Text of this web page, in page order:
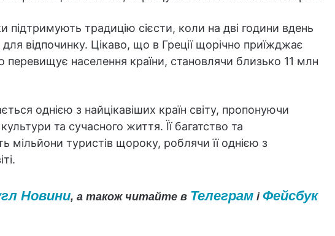
підтримують традицію сієсти, коли на дві години вдень
відпочинку. Цікаво, що в Греції щорічно приїжджає
перевищує населення країни, становлячи близько 11 млн
однією з найцікавіших країн світу, пропонуючи
та сучасного життя. Її багатство та
мільйони туристів щороку, роблячи її однією з
Новини, а також читайте в Телеграмі Фейсбук